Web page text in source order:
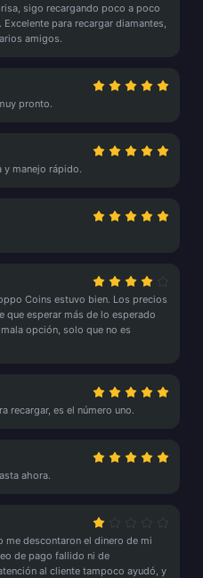
sigo recargando poco a poco
para recargar diamantes,
amigos.
pronto.
y manejo rápido.
Coins estuvo bien. Los precios
que esperar más de lo esperado
opción, solo que no es
recargar, es el número uno.
ahora.
me descontaron el dinero de mi
de pago fallido ni de
al cliente tampoco ayudó, y